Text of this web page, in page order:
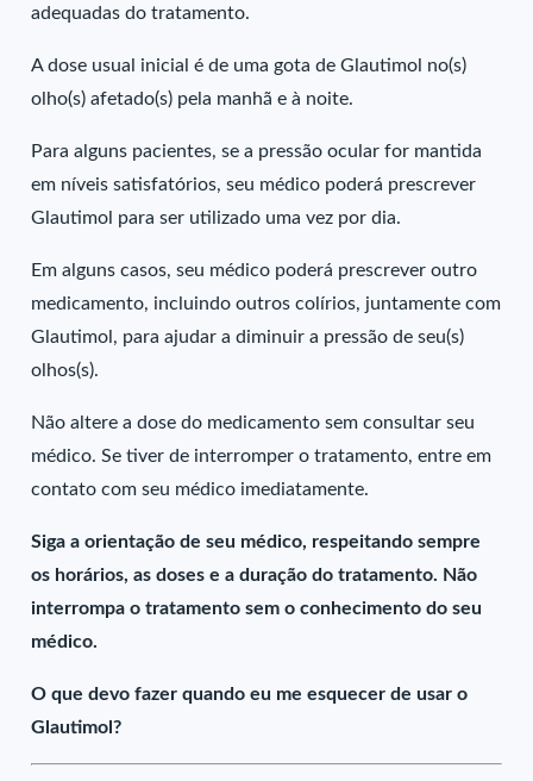
adequadas do tratamento.
A dose usual inicial é de uma gota de Glautimol no(s)
olho(s) afetado(s) pela manhã e à noite.
Para alguns pacientes, se a pressão ocular for mantida
em níveis satisfatórios, seu médico poderá prescrever
Glautimol para ser utilizado uma vez por dia.
Em alguns casos, seu médico poderá prescrever outro
medicamento, incluindo outros colírios, juntamente com
Glautimol, para ajudar a diminuir a pressão de seu(s)
olhos(s).
Não altere a dose do medicamento sem consultar seu
médico. Se tiver de interromper o tratamento, entre em
contato com seu médico imediatamente.
Siga a orientação de seu médico, respeitando sempre
os horários, as doses e a duração do tratamento. Não
interrompa o tratamento sem o conhecimento do seu
médico.
O que devo fazer quando eu me esquecer de usar o
Glautimol?